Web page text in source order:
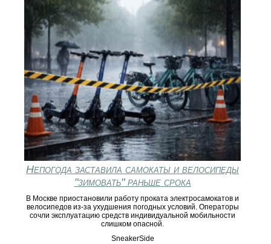
Непогода заставила самокаты и велосипеды
"зимовать" раньше срока
В Москве приостановили работу проката электросамокатов и
велосипедов из-за ухудшения погодных условий. Операторы
сочли эксплуатацию средств индивидуальной мобильности
слишком опасной.
SneakerSide